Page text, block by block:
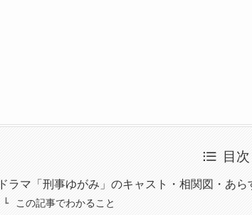
目次
ドラマ「刑事ゆがみ」のキャスト・相関図・あら
この記事でわかること